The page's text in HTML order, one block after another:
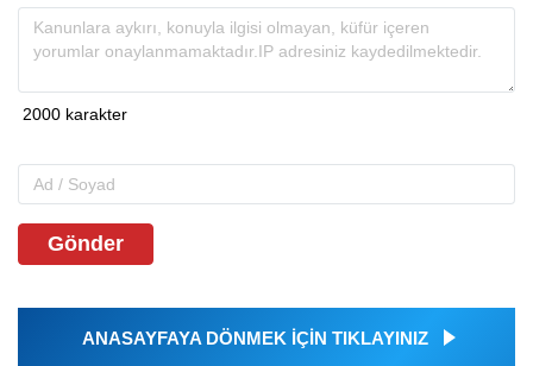
Gönder
ANASAYFAYA DÖNMEK İÇİN TIKLAYINIZ